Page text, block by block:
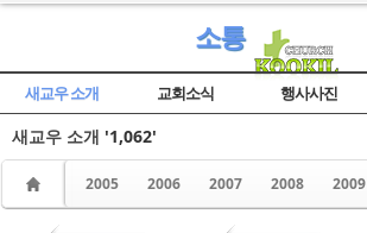
소통
새교우 소개 교회소식 행사사진
새교우 소개 '1,062'
2005 2006 2007 2008 2009